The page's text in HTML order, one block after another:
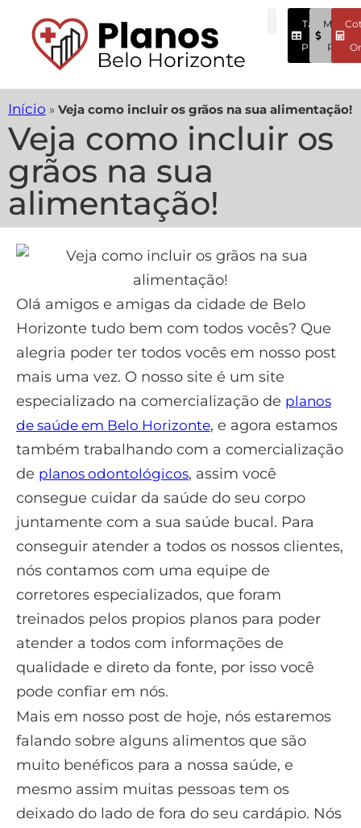
Tabela
PreçosPreços
Início » Veja como incluir os grãos na sua alimentação!
Veja como incluir os
grãos na sua
alimentação!
Olá amigos e amigas da cidade de Belo
Horizonte tudo bem com todos vocês? Que
alegria poder ter todos vocês em nosso post
mais uma vez. O nosso site é um site
especializado na comercialização de planos
de saúde em Belo Horizonte, e agora estamos
também trabalhando com a comercialização
de planos odontológicos, assim você
consegue cuidar da saúde do seu corpo
juntamente com a sua saúde bucal. Para
conseguir atender a todos os nossos clientes,
nós contamos com uma equipe de
corretores especializados, que foram
treinados pelos propios planos para poder
atender a todos com informações de
qualidade e direto da fonte, por isso você
pode confiar em nós.
Mais em nosso post de hoje, nós estaremos
falando sobre alguns alimentos que são
muito benéficos para a nossa saúde, e
mesmo assim muitas pessoas tem os
deixado do lado de fora do seu cardápio. Nós